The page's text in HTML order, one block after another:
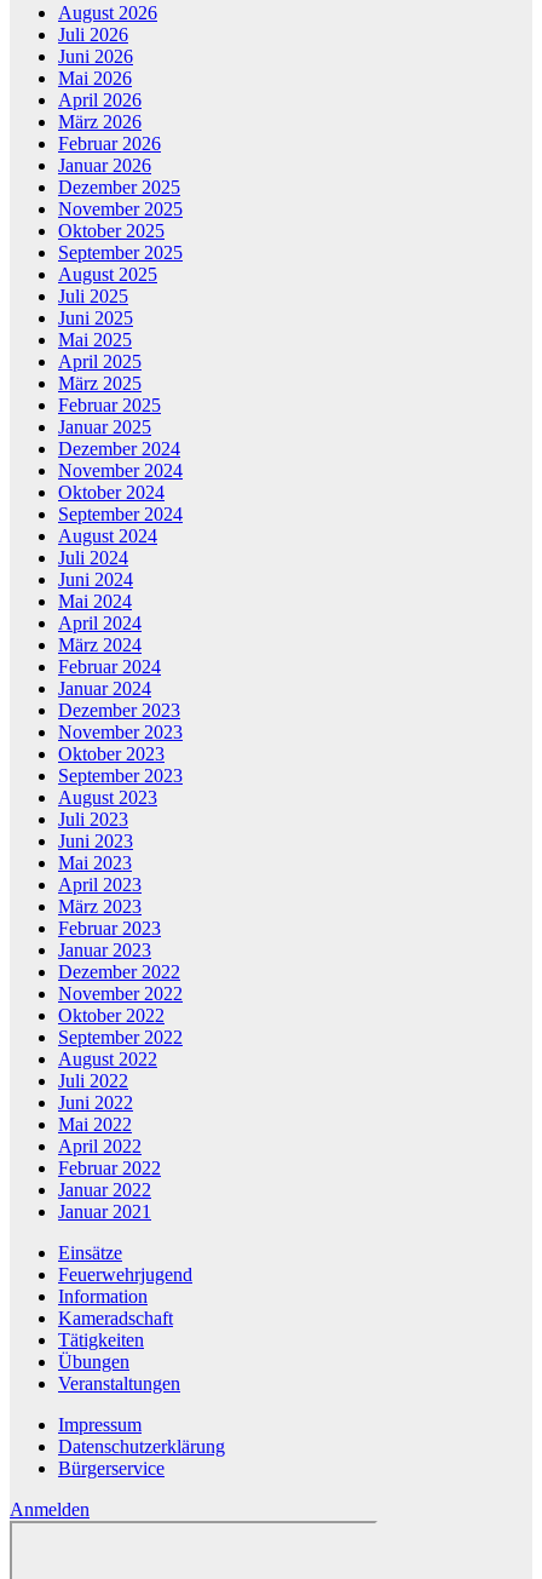
August 2026
Juli 2026
Juni 2026
Mai 2026
April 2026
März 2026
Februar 2026
Januar 2026
Dezember 2025
November 2025
Oktober 2025
September 2025
August 2025
Juli 2025
Juni 2025
Mai 2025
April 2025
März 2025
Februar 2025
Januar 2025
Dezember 2024
November 2024
Oktober 2024
September 2024
August 2024
Juli 2024
Juni 2024
Mai 2024
April 2024
März 2024
Februar 2024
Januar 2024
Dezember 2023
November 2023
Oktober 2023
September 2023
August 2023
Juli 2023
Juni 2023
Mai 2023
April 2023
März 2023
Februar 2023
Januar 2023
Dezember 2022
November 2022
Oktober 2022
September 2022
August 2022
Juli 2022
Juni 2022
Mai 2022
April 2022
Februar 2022
Januar 2022
Januar 2021
Einsätze
Feuerwehrjugend
Information
Kameradschaft
Tätigkeiten
Übungen
Veranstaltungen
Impressum
Datenschutzerklärung
Bürgerservice
Anmelden